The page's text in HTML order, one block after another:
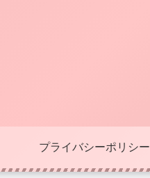
プライバシーポリシー